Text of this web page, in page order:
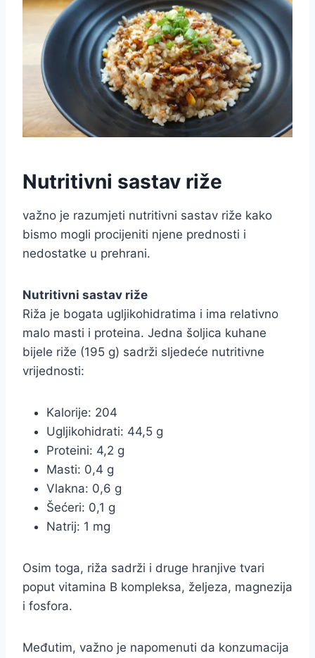
Nutritivni sastav riže
važno je razumjeti nutritivni sastav riže kako
bismo mogli procijeniti njene prednosti i
nedostatke u prehrani.
Nutritivni sastav riže
Riža je bogata ugljikohidratima i ima relativno
malo masti i proteina. Jedna šoljica kuhane
bijele riže (195 g) sadrži sljedeće nutritivne
vrijednosti:
Kalorije: 204
Ugljikohidrati: 44,5 g
Proteini: 4,2 g
Masti: 0,4 g
Vlakna: 0,6 g
Šećeri: 0,1 g
Natrij: 1 mg
Osim toga, riža sadrži i druge hranjive tvari
poput vitamina B kompleksa, željeza, magnezija
i fosfora.
Međutim, važno je napomenuti da konzumacija